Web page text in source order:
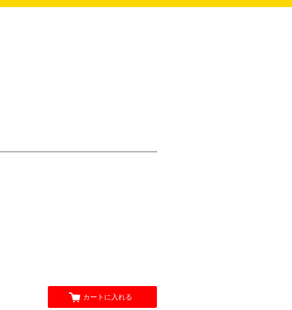
カートに入れる